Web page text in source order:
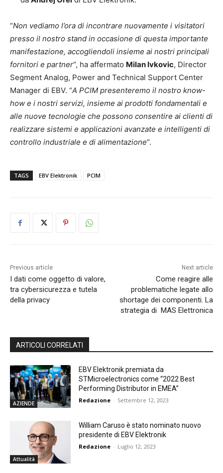
“Non vediamo l’ora di incontrare nuovamente i visitatori
presso il nostro stand in occasione di questa importante
manifestazione, accogliendoli insieme ai nostri principali
fornitori e partner“, ha affermato Milan Ivkovic, Director
Segment Analog, Power and Technical Support Center
Manager di EBV. “A PCIM presenteremo il nostro know-
how e i nostri servizi, insieme ai prodotti fondamentali e
alle nuove tecnologie che possono consentire ai clienti di
realizzare sistemi e applicazioni avanzate e intelligenti di
controllo industriale e di alimentazione“.
TAGS EBV Elektronik PCIM
Previous article
I dati come oggetto di valore,
tra cybersicurezza e tutela
della privacy
Next article
Come reagire alle
problematiche legate allo
shortage dei componenti. La
strategia di MAS Elettronica
ARTICOLI CORRELATI
AZIENDE
EBV Elektronik premiata da
STMicroelectronics come “2022 Best
Performing Distributor in EMEA”
Redazione - Settembre 12, 2023
Attualità
William Caruso è stato nominato nuovo
presidente di EBV Elektronik
Redazione - Luglio 12, 2023